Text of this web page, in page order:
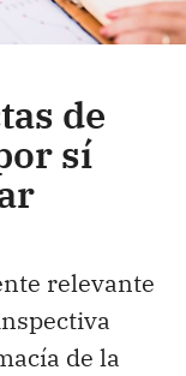
de
sí
relevante
de la